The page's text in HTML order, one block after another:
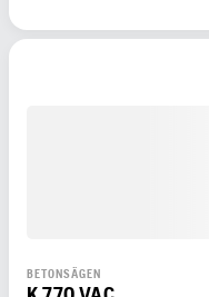
BETONSÄGEN